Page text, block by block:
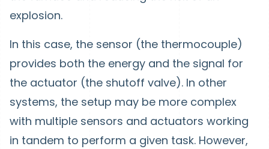
explosion.
In this case, the sensor (the thermocouple)
provides both the energy and the signal for
the actuator (the shutoff valve). In other
systems, the setup may be more complex
with multiple sensors and actuators working
in tandem to perform a given task. However,